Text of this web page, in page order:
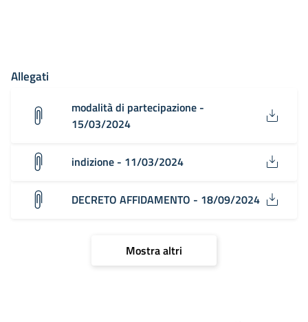
Allegati
modalità di partecipazione -
15/03/2024
indizione - 11/03/2024
DECRETO AFFIDAMENTO - 18/09/2024
Mostra altri